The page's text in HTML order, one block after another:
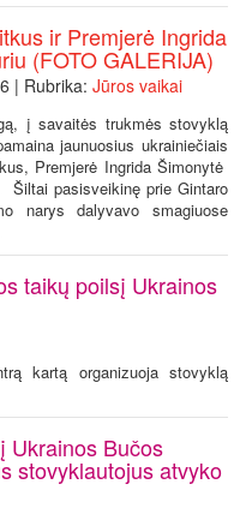
ir Premjerė Ingrida
(FOTO GALERIJA)
| Rubrika: Jūros vaikai
į savaitės trukmės stovyklą
jaunuosius ukrainiečiais
Premjerė Ingrida Šimonytė
pasisveikinę prie Gintaro
narys dalyvavo smagiuose
taikų poilsį Ukrainos
kartą organizuoja stovyklą
Ukrainos Bučos
stovyklautojus atvyko